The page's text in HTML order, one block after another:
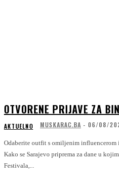
OTVORENE PRIJAVE ZA
AKTUELNO MUSKARAC.BA - 06/08/
Odaberite outfit s omiljenim influencerom
Kako se Sarajevo priprema za dane u
Festivala,...